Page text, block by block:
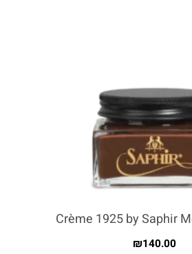
Crème 1925 by Saphir
₪140.00